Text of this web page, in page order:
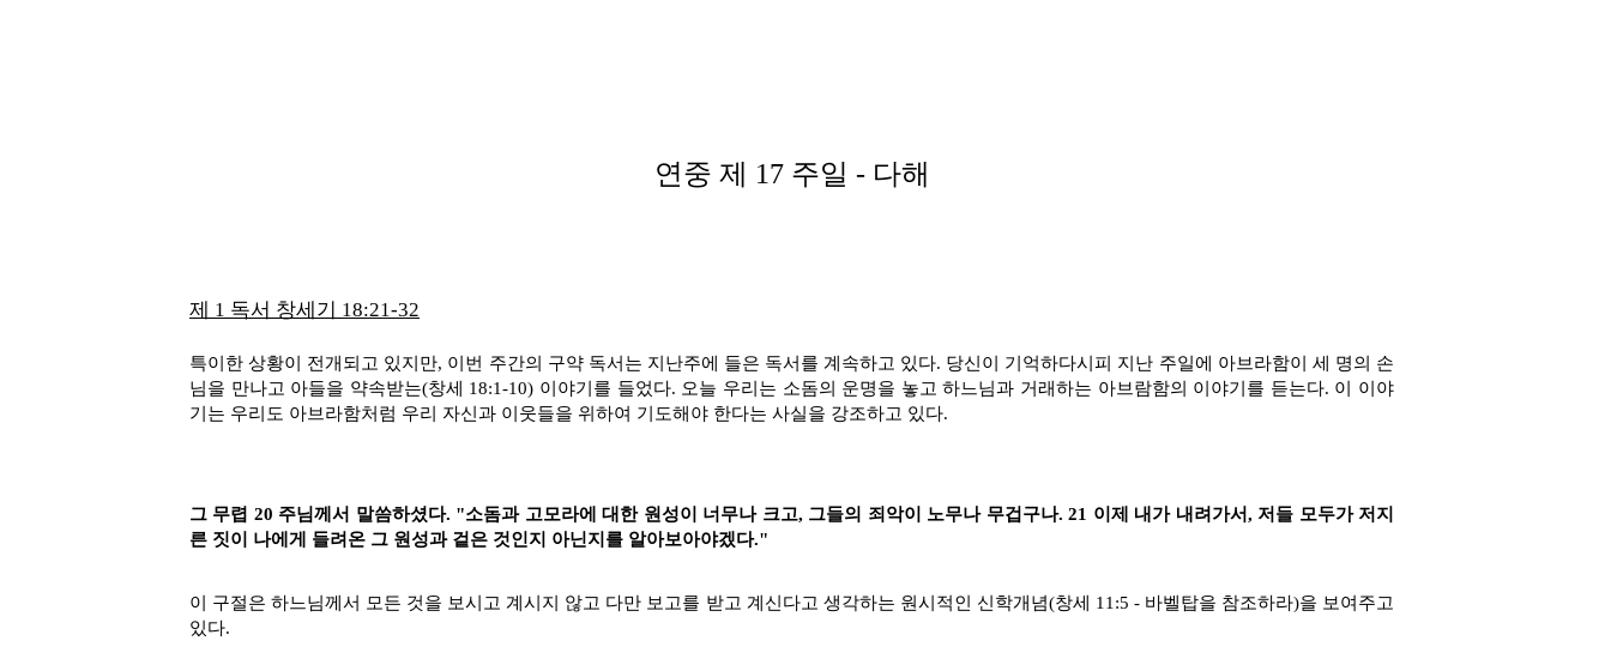
연중 제 17 주일 - 다해
제 1 독서 창세기 18:21-32
특이한 상황이 전개되고 있지만, 이번 주간의 구약 독서는 지난주에 들은 독서를 계속하고 있다. 당신이 기억하다시피 지난 주일에 아브라함이 세 명의 손
님을 만나고 아들을 약속받는(창세 18:1-10) 이야기를 들었다. 오늘 우리는 소돔의 운명을 놓고 하느님과 거래하는 아브람함의 이야기를 듣는다. 이 이야
기는 우리도 아브라함처럼 우리 자신과 이웃들을 위하여 기도해야 한다는 사실을 강조하고 있다.
그 무렵 20 주님께서 말씀하셨다. "소돔과 고모라에 대한 원성이 너무나 크고, 그들의 죄악이 노무나 무겁구나. 21 이제 내가 내려가서, 저들 모두가 저지
른 짓이 나에게 들려온 그 원성과 겉은 것인지 아닌지를 알아보아야겠다."
이 구절은 하느님께서 모든 것을 보시고 계시지 않고 다만 보고를 받고 계신다고 생각하는 원시적인 신학개념(창세 11:5 - 바벨탑을 참조하라)을 보여주고
있다.